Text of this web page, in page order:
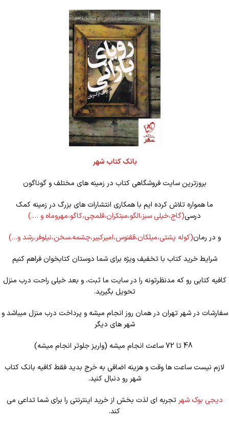
بانک کتاب شهر
بروزترین سایت فروشگاهی کتاب در زمینه های مختلف و گوناگون
ما همواره تلاش کرده ایم با همکاری انتشارات های بزرگ در زمینه کمک
درسی(گاج،خیلی سبز،الگو،مبتکران،قلمچی،کاگو،مهروماه و ….)
و در رمان(کوله پشتی،میلکان،ققنوس،امیرکبیر،چشمه،سخن،نیلوفر،رشد و…)
شرایط خرید کتاب با تخفیف ویژه برای شما دوستان کتابخوان فراهم کنیم
کافیه کتابی رو که مدنظرتونه را در سایت ما ثبت، و بعد خیلی راحت درب منزل
تحویل بگیرید.
سفارشات در شهر تهران در همان روز انجام میشه و پرداخت درب منزل میباشد و
شهر های دیگر
لازم نیست ساعت ها وقت و هزینه اضافی به خرج بدید فقط کافیه بانک کتاب
شهر رو دنبال کنید.
دیجی بوک شهر تجربه ای لذت بخش از خرید اینترنتی را برای شما تداعی می
کند.